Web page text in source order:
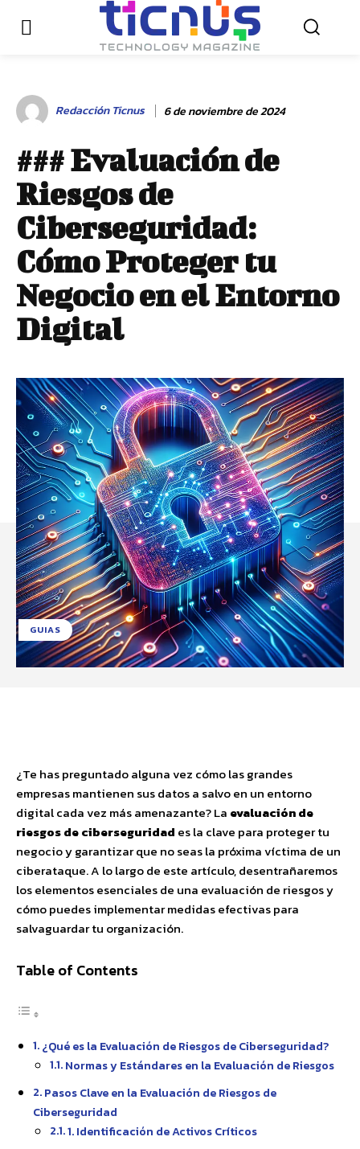
Redacción Ticnus 6 de noviembre de 2024
### Evaluación de
Riesgos de
Ciberseguridad:
Cómo Proteger tu
Negocio en el Entorno
Digital
GUIAS
¿Te has preguntado alguna vez cómo las grandes
empresas mantienen sus datos a salvo en un entorno
digital cada vez más amenazante? La evaluación de
riesgos de ciberseguridad es la clave para proteger tu
negocio y garantizar que no seas la próxima víctima de un
ciberataque. A lo largo de este artículo, desentrañaremos
los elementos esenciales de una evaluación de riesgos y
cómo puedes implementar medidas efectivas para
salvaguardar tu organización.
Table of Contents
¿Qué es la Evaluación de Riesgos de Ciberseguridad?
Normas y Estándares en la Evaluación de Riesgos
Pasos Clave en la Evaluación de Riesgos de
Ciberseguridad
1. Identificación de Activos Críticos